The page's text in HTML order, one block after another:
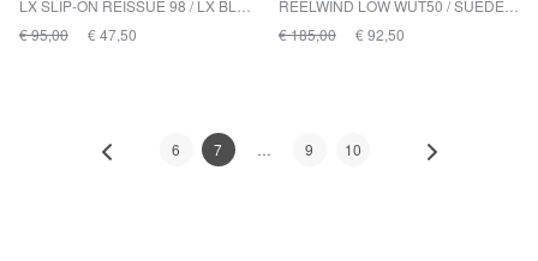
€ 95,00
€ 47,50
€ 185,00
€ 92,50
6 7 9 10